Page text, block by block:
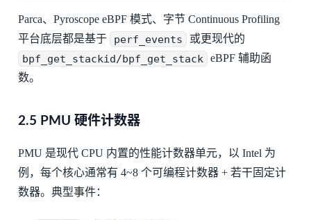
Parca、Pyroscope eBPF 模式、字节 Continuous Profiling
平台底层都是基于
perf_events 或更现代的
bpf_get_stackid/bpf_get_stack
eBPF 辅助函
数。
2.5 PMU 硬件计数器
PMU 是现代 CPU 内置的性能计数器单元，以 Intel 为
例，每个核心通常有 4~8 个可编程计数器 + 若干固定计
数器。典型事件：